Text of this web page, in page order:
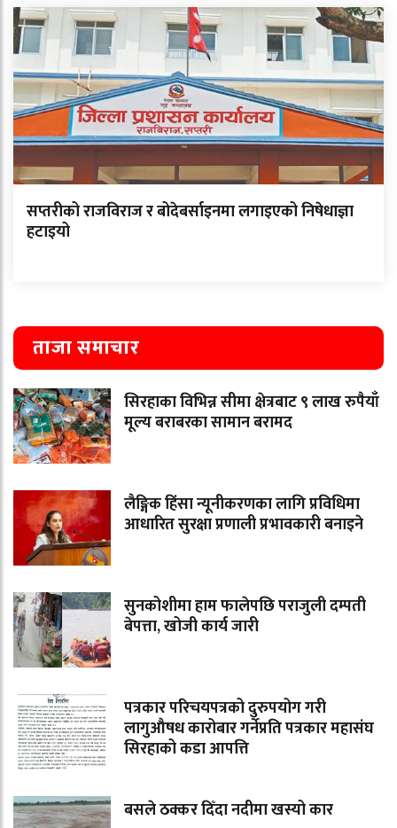
सप्तरीको राजविराज र बोदेबर्साइनमा लगाइएको निषेधाज्ञा
हटाइयो
ताजा समाचार
सिरहाका विभिन्न सीमा क्षेत्रबाट ९ लाख रुपैयाँ
मूल्य बराबरका सामान बरामद
लैङ्गिक हिंसा न्यूनीकरणका लागि प्रविधिमा
आधारित सुरक्षा प्रणाली प्रभावकारी बनाइने
सुनकोशीमा हाम फालेपछि पराजुली दम्पती
बेपत्ता, खोजी कार्य जारी
पत्रकार परिचयपत्रको दुरुपयोग गरी
लागुऔषध कारोबार गर्नेप्रति पत्रकार महासंघ
सिरहाको कडा आपत्ति
बसले ठक्कर दिँदा नदीमा खस्यो कार